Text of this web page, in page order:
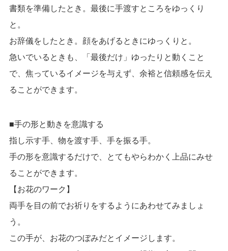
書類を準備したとき。最後に手渡すところをゆっくり
と。
お辞儀をしたとき。顔をあげるときにゆっくりと。
急いでいるときも、「最後だけ」ゆったりと動くこと
で、焦っているイメージを与えず、余裕と信頼感を伝え
ることができます。
■手の形と動きを意識する
指し示す手、物を渡す手、手を振る手。
手の形を意識するだけで、とてもやらわかく上品にみせ
ることができます。
【お花のワーク】
両手を目の前でお祈りをするようにあわせてみましょ
う。
この手が、お花のつぼみだとイメージします。